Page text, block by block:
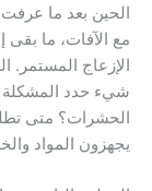
الحين بعد ما
مع الآفات، ما بقى
الإزعاج المستمر.
شيء حدد المشكلة
الحشرات؟ متى
يجهزون المواد